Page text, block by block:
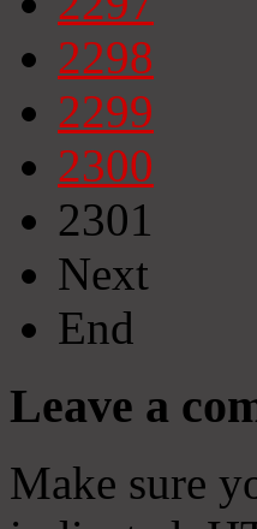
2298
2299
2300
2301
Next
End
Leave a
Make sure